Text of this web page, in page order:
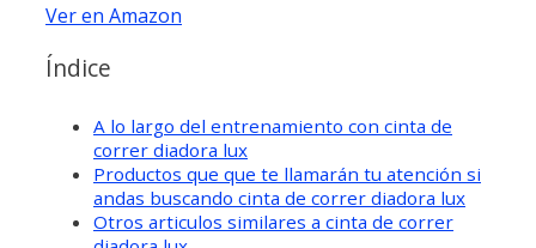
Ver en Amazon
Índice
A lo largo del entrenamiento con cinta de
correr diadora lux
Productos que que te llamarán tu atención si
andas buscando cinta de correr diadora lux
Otros articulos similares a cinta de correr